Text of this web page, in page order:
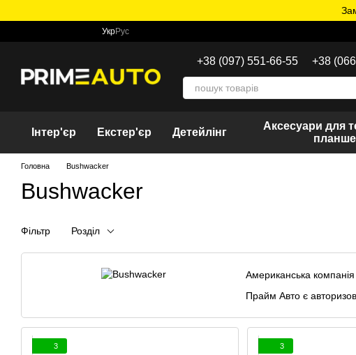
УкрРус
+38 (097) 551-66-55 +38
Інтер'єр Екстер'єр Детейлінг
Аксесуари для
Головна Bushwacker
Bushwacker
Фільтр Розділ
Американська компанія
Прайм Авто є
3 3